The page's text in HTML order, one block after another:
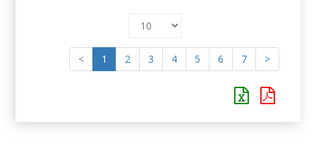
< 1 2 3 4 5 6 7 >